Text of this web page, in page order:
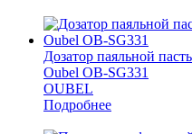
Дозатор паяльной
Oubel OB-SG331
OUBEL
Подробнее